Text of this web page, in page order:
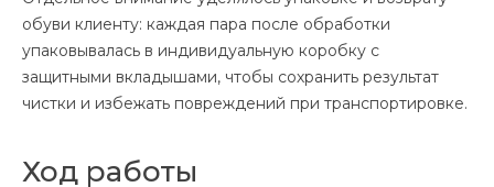
обуви клиенту: каждая пара после обработки
упаковывалась в индивидуальную коробку с
защитными вкладышами, чтобы сохранить результат
чистки и избежать повреждений при транспортировке.
Ход работы